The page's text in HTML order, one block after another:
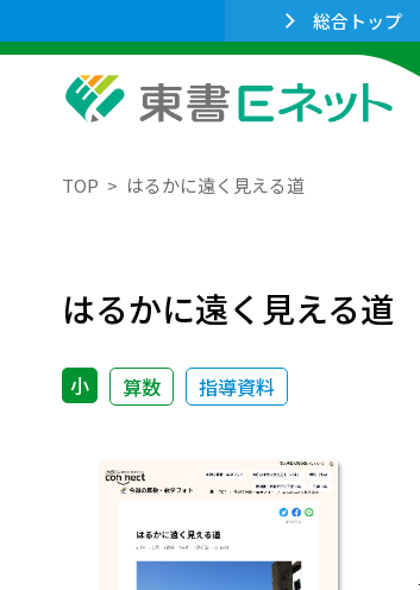
総合トップ
TOP はるかに遠く見える道
はるかに遠く見える道
小 算数 指導資料